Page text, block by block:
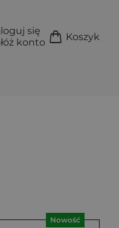
się
konto
Koszyk
Nowość